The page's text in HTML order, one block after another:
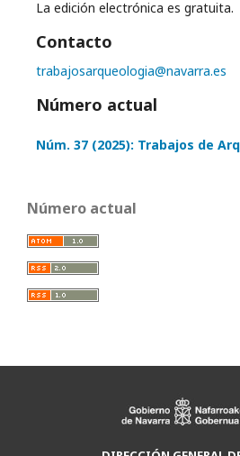
La edición electrónica es gratuita.
Contacto
trabajosarqueologia@navarra.es
Número actual
Núm. 37 (2025): Trabajos de
Número actual